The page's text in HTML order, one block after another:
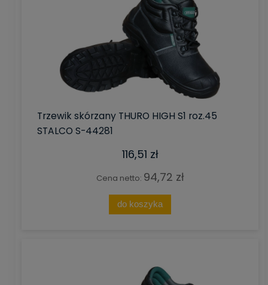
Trzewik skórzany THURO HIGH S1 roz.45
STALCO S-44281
116,51 zł
Cena netto: 94,72 zł
do koszyka